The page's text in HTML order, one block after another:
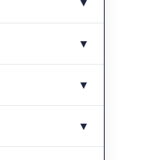
▼
▼
▼